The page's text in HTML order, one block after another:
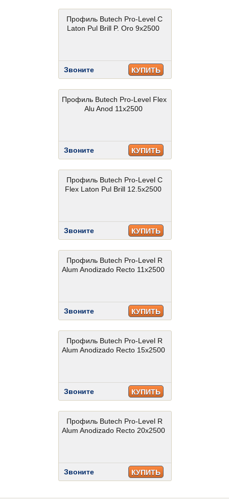
Профиль Butech Pro-Level C
Laton Pul Brill P. Oro 9x2500
Звоните КУПИТЬ
Профиль Butech Pro-Level Flex
Alu Anod 11x2500
Звоните КУПИТЬ
Профиль Butech Pro-Level C
Flex Laton Pul Brill 12.5x2500
Звоните КУПИТЬ
Профиль Butech Pro-Level R
Alum Anodizado Recto 11x2500
Звоните КУПИТЬ
Профиль Butech Pro-Level R
Alum Anodizado Recto 15x2500
Звоните КУПИТЬ
Профиль Butech Pro-Level R
Alum Anodizado Recto 20x2500
Звоните КУПИТЬ